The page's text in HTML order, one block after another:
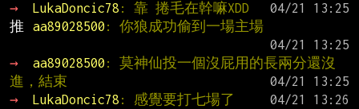
→
LukaDoncic78 : 靠 捲毛在幹嘛XDD
推
aa89028500 : 你狼成功偷到一場主場
→
aa89028500 : 莫神仙投一個沒屁用的長兩分還沒
進，結束
→
LukaDoncic78 : 感覺要打七場了